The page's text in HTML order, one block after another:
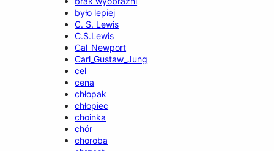
było lepiej
C. S. Lewis
C.S.Lewis
Cal_Newport
Carl_Gustaw_Jung
cel
cena
chłopak
chłopiec
choinka
chór
choroba